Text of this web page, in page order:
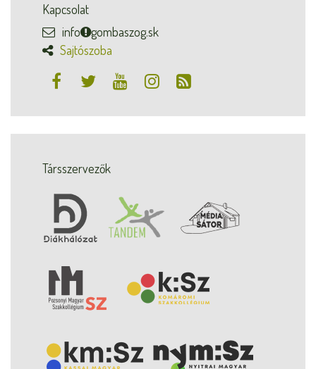
Kapcsolat
info
gombaszog.sk
Sajtószoba
Társszervezők